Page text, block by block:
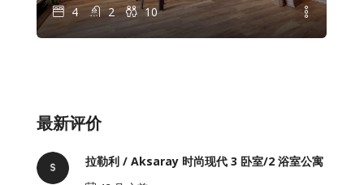
4 2 10
最新评价
拉勒利 / Aksaray 时尚现代 3 卧室/2 浴室公寓